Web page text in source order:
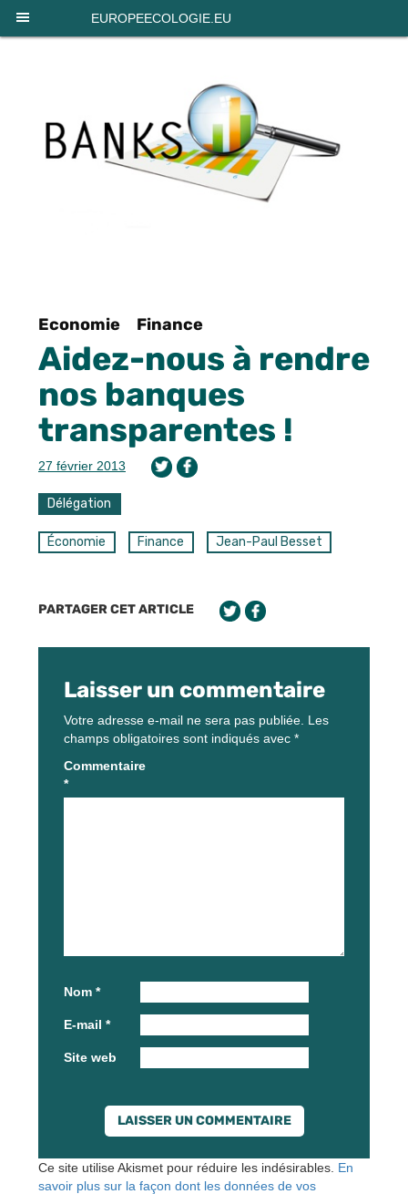
EUROPEECOLOGIE.EU
Economie Finance
Aidez-nous à rendre
nos banques
transparentes !
27 février 2013
Délégation
Économie Finance Jean-Paul Besset
PARTAGER CET ARTICLE
Laisser un commentaire
Votre adresse e-mail ne sera pas publiée. Les
champs obligatoires sont indiqués avec *
Commentaire
*
Nom *
E-mail *
Site web
Ce site utilise Akismet pour réduire les indésirables. En
savoir plus sur la façon dont les données de vos